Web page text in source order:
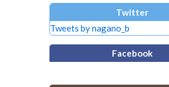
Twitter
Tweets by nagano_b
Facebook